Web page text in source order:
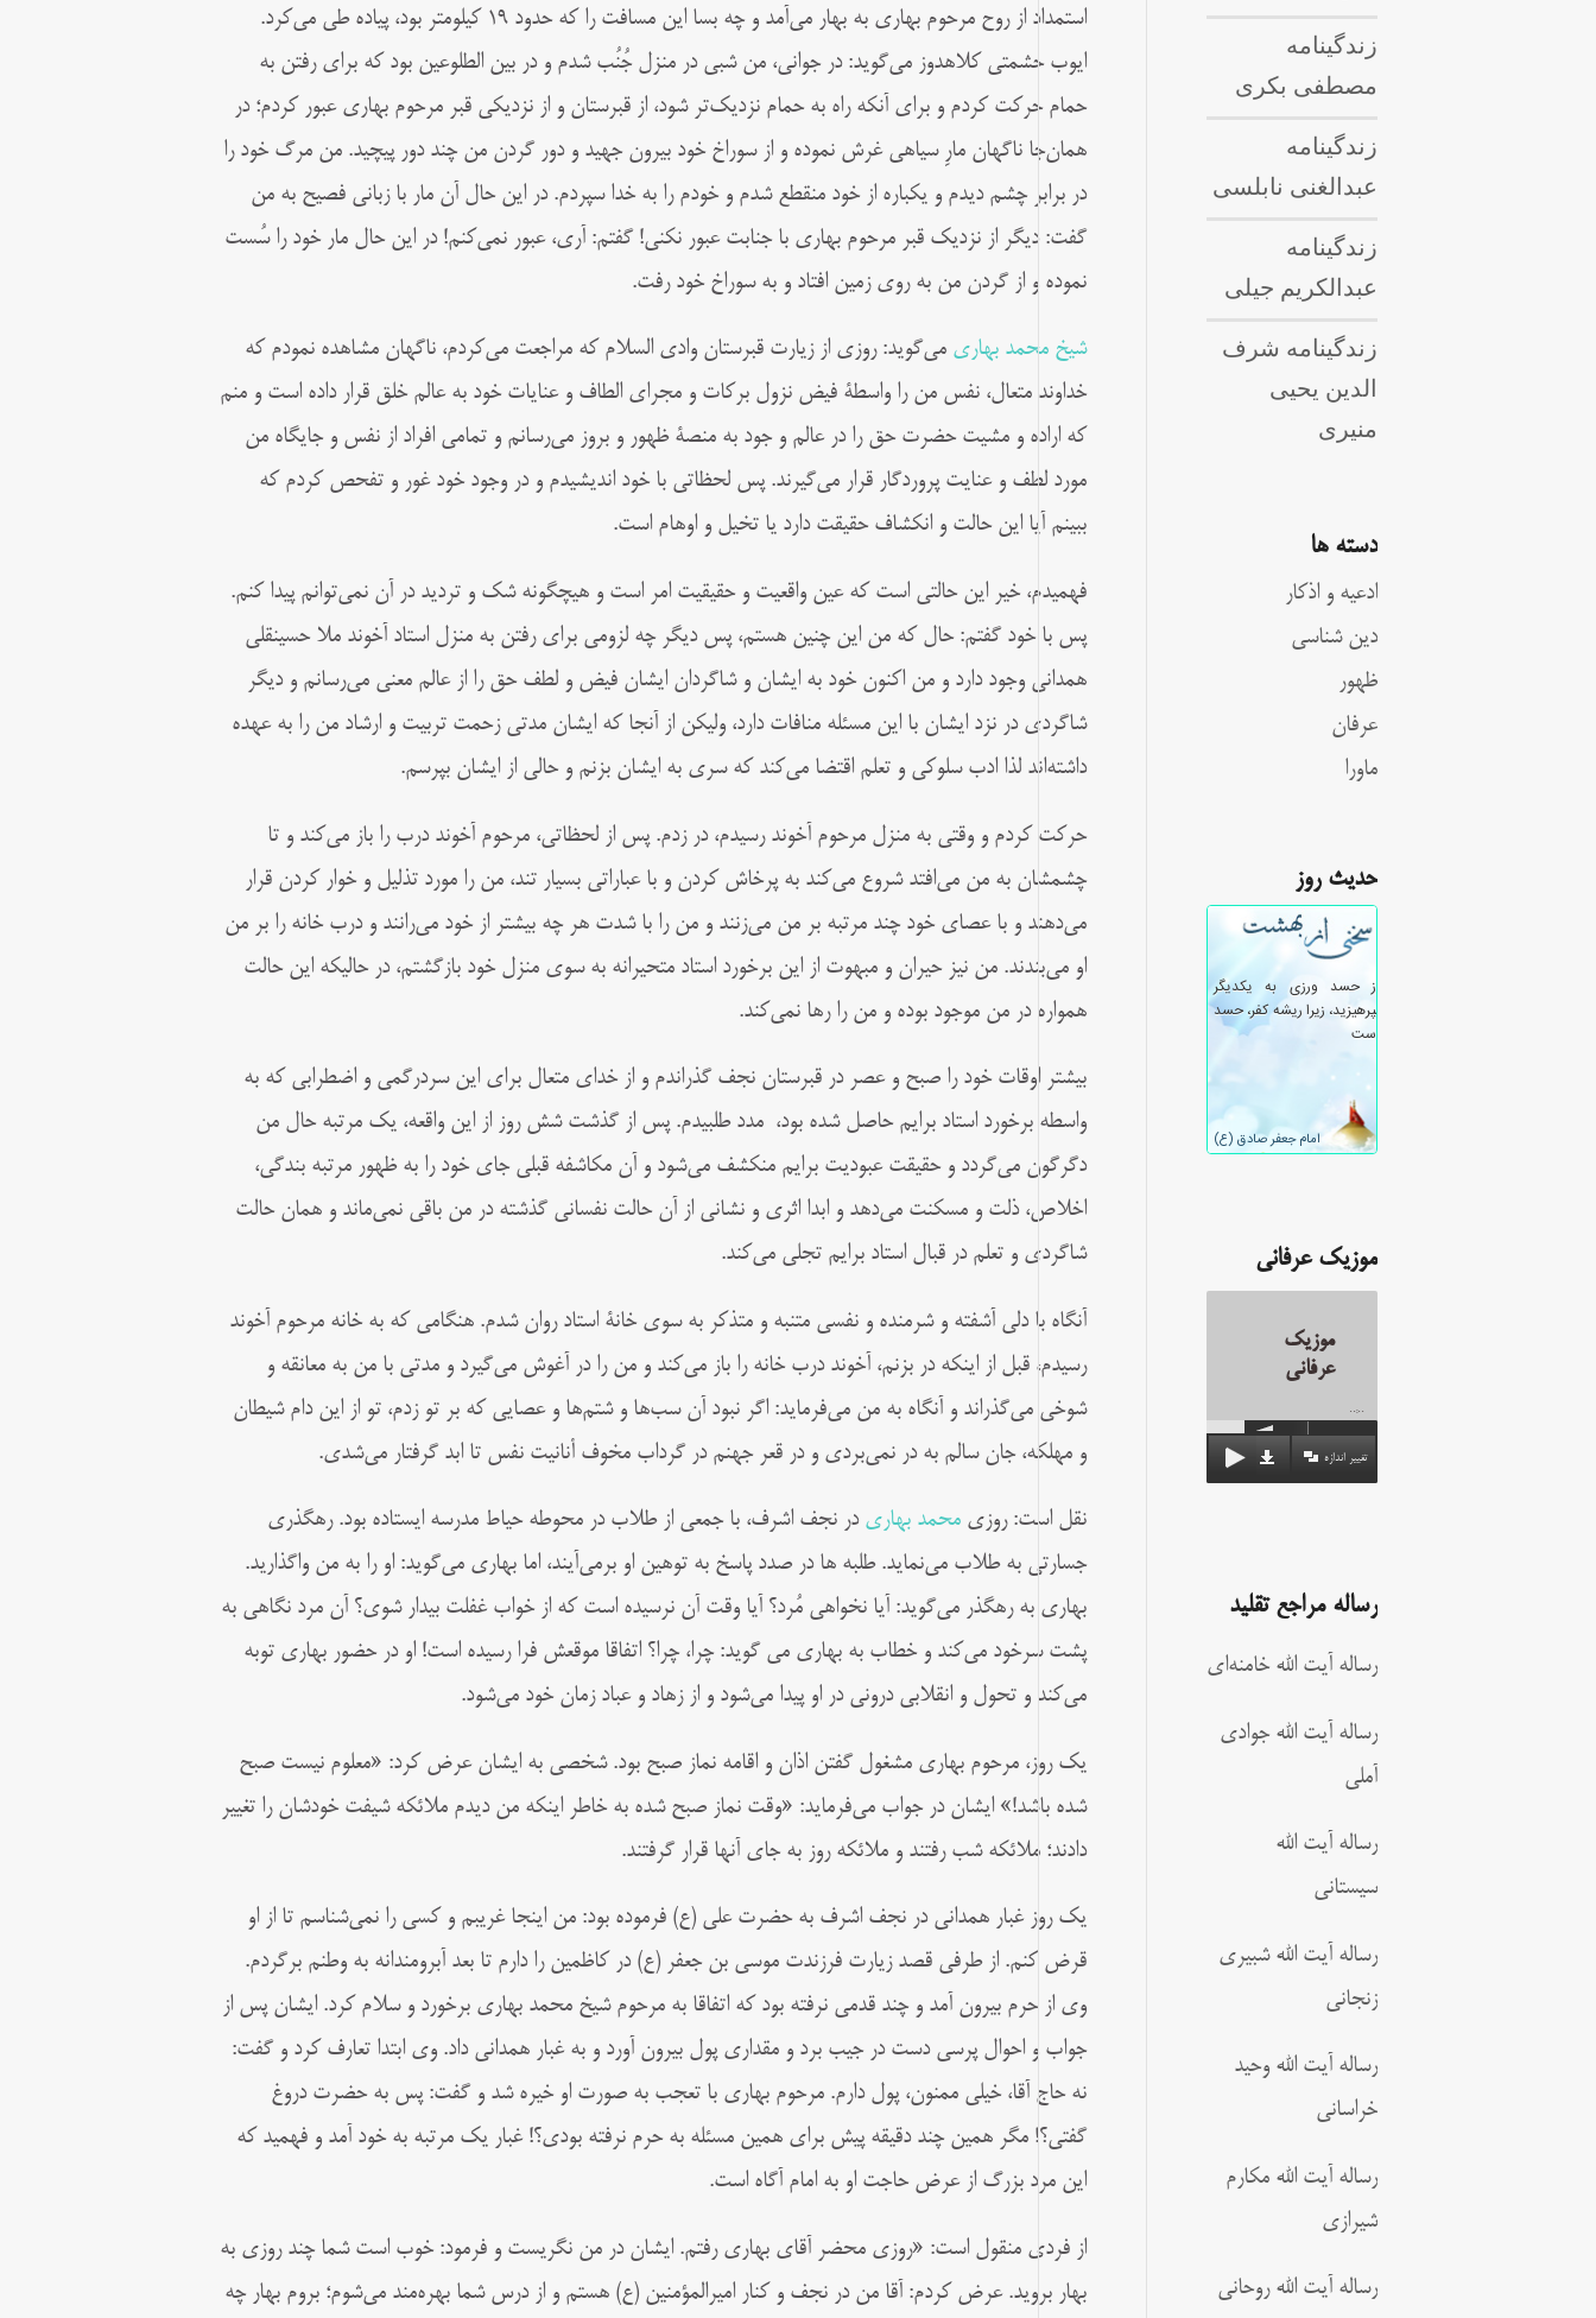
استمداد از روح مرحوم بهاری به بهار می‌آمد و چه بسا این مسافت را که حدود ۱۹ کیلومتر بود، پیاده طی می‌کرد.
ايوب حشمتی كلاهدوز می‌گوید:در جوانی، من شبی در منزل جُنُب شدم و در بين الطلوعين بود كه برای رفتن به
حمام حركت كردم و برای آنكه راه به حمام نزديک‌تر شود، از قبرستان و از نزديكی قبر مرحوم بهاری عبور كردم؛ در
همان‌جا ناگهان مارِ سياهي غرش نموده و از سوراخ خود بيرون جهيد و دور گردن من چند دور پيچيد.من مرگ خود را
در برابر چشم ديدم و يكباره از خود منقطع شدم و خودم را به خدا سپردم. در اين حال آن مار با زبانی فصيح به من
گفت: ديگر از نزديک قبر مرحوم بهاری با جنابت عبور نكنی! گفتم: آری، عبور نمی‌كنم! در اين حال مار خود را سُست
نموده و از گردن من به روی زمين افتاد و به سوراخ خود رفت.
شيخ محمد بهاری می‌گوید: روزی از زيارت قبرستان وادی السلام كه مراجعت می‌كردم، ناگهان مشاهده نمودم که
خداوند متعال، نفس من را واسطۀ فيض نزول بركات و مجرای الطاف و عنايات خود به عالم خلق قرار داده است و منم
كه اراده و مشيت حضرت حق را در عالم و جود به منصۀ ظهور و بروز می‌رسانم و تمامی افراد از نفس و جايگاه من
مورد لطف و عنايت پروردگار قرار می‌گيرند. پس لحظاتی با خود انديشيدم و در وجود خود غور و تفحص كردم كه
ببينم آيا اين حالت و انكشاف حقيقت دارد يا تخيل و اوهام است.
فهمیدم، خير اين حالتی است كه عين واقعيت و حقیقيت امر است و هيچگونه شک و ترديد در آن نمی‌توانم پيدا كنم.
پس با خود گفتم: حال كه من اين چنين هستم، پس ديگر چه لزومی برای رفتن به منزل استاد آخوند ملا حسينقلی
همدانی وجود دارد و من اكنون خود به ايشان و شاگردان ايشان فيض و لطف حق را از عالم معنی می‌رسانم و ديگر
شاگردی در نزد ايشان با اين مسئله منافات دارد، وليكن از آنجا كه ايشان مدتی زحمت تربيت و ارشاد من را به عهده
داشته‌اند لذا ادب سلوكی و تعلم اقتضا می‌كند که سری به ايشان بزنم و حالی از ايشان بپرسم.
حركت کردم و وقتی به منزل مرحوم آخوند رسیدم، در زدم. پس از لحظاتی، مرحوم آخوند درب را باز می‌كند و تا
چشمشان به من می‌افتد شروع می‌كند به پرخاش كردن و با عباراتی بسيار تند، من را مورد تذليل و خوار كردن قرار
می‌دهند و با عصای خود چند مرتبه بر من می‌زنند و من را با شدت هر چه بيشتر از خود می‌رانند و درب خانه را بر من
او می‌بندند.من نیز حيران و مبهوت از اين برخورد استاد متحيرانه به سوی منزل خود بازگشتم، در حاليكه اين حالت
همواره در من موجود بوده و من را رها نمی‌کند‌.
بيشتر اوقات خود را صبح و عصر در قبرستان نجف گذراندم و از خدای متعال برای اين سردرگمی و اضطرابی كه به
واسطه برخورد استاد برايم حاصل شده بود، مدد طلبیدم. پس از گذشت شش روز از اين واقعه، يک مرتبه حال من
دگرگون می‌گردد و حقيقت عبوديت برایم منكشف می‌شود و آن مكاشفه قبلی جای خود را به ظهور مرتبه بندگی،
اخلاص، ذلت و مسكنت می‌دهد و ابدا اثری و نشانی از آن حالت نفسانی گذشته در من باقی نمی‌ماند و همان حالت
شاگردی و تعلم در قبال استاد برایم تجلی می‌كند.
آنگاه با دلی آشفته و شرمنده و نفسی متنبه و متذكر به سوی خانۀ استاد روان شدم. هنگامی كه به خانه مرحوم آخوند
رسیدم، قبل از اينكه در بزنم، آخوند درب خانه را باز می‌كند و من را در آغوش می‌گيرد و مدتی با من به معانقه و
شوخی می‌گذراند و آنگاه به من می‌فرمايد: اگر نبود آن سب‌ها و شتم‌ها و عصایی كه بر تو زدم، تو از اين دام شيطان
و مهلكه، جان سالم به در نمی‌بردی و در قعر جهنم در گرداب مخوف أنانيت نفس تا ابد گرفتار می‌شدی.
نقل است: روزیمحمد بهاری در نجف اشرف، با جمعی از طلاب در محوطه حیاط مدرسه ایستاده بود. رهگذری
جسارتی به طلاب می‌نماید. طلبه ها در صدد پاسخ به توهین او برمی‌آیند، اما بهاری می‌گوید: او را به من واگذارید.
بهاری به رهگذر می‌گوید: آیا نخواهی مُرد؟ آیا وقت آن نرسیده است که از خواب غفلت بیدار شوی؟ آن مرد نگاهی به
پشت سرخود می‌کند و خطاب به بهاری می گوید: چرا، چرا؟ اتفاقا موقعش فرا رسیده است! او در حضور بهاری توبه
می‌کند و تحول و انقلابی درونی در او پیدا می‌شود و از زهاد و عباد زمان خود می‌شود.
یک روز، مرحوم بهاری مشغول گفتن اذان و اقامه نماز صبح بود. شخصی به ایشان عرض کرد: «معلوم نیست صبح
شده باشد!» ایشان در جواب می‌فرماید: «وقت نماز صبح شده به خاطر اینکه من دیدم ملائکه شیفت خودشان را تغییر
دادند؛ ملائکه شب رفتند و ملائکه روز به جای آنها قرار گرفتند.
یک روز غبار همدانی در نجف اشرف به حضرت علی (ع) فرموده بود: من اینجا غریبم و کسی را نمی‌‌شناسم تا از او
قرض کنم. از طرفی قصد زیارت فرزندت موسی بن جعفر (ع) در کاظمین را دارم تا بعد آبرومندانه به وطنم برگردم.
وی از حرم بیرون آمد و چند قدمی نرفته بود که اتفاقا به مرحوم شیخ محمد بهاری برخورد و سلام کرد. ایشان پس از
جواب و احوال‌ پرسی دست در جیب برد و مقداری پول بیرون آورد و به غبار همدانی داد. وی ابتدا تعارف کرد و گفت:
نه حاج آقا، خیلی ممنون، پول دارم. مرحوم بهاری با تعجب به صورت او خیره شد و گفت: پس به حضرت دروغ
گفتی؟! مگر همین چند دقیقه پیش برای همین مسئله به حرم نرفته بودی؟! غبار یک مرتبه به خود آمد و فهمید که
این مرد بزرگ از عرض حاجت او به امام آگاه است.
از فردی منقول است: «روزی محضر آقای بهاری رفتم. ایشان در من نگریست و فرمود: خوب است شما چند روزی به
بهار بروید. عرض کردم: آقا من در نجف و کنار اميرالمؤمنين (ع) هستم و از درس شما بهره‌مند می‌شوم؛ بروم بهار چه
زندگینامه
مصطفی بکری
زندگینامه
عبدالغنی نابلسی
زندگینامه
عبدالکریم جیلی
زندگینامه شرف
الدین یحیی
منیری
دسته ها
ادعیه و اذکار
دین شناسی
ظهور
عرفان
ماورا
حدیث روز
موزیک عرفانی
موزیک
عرفانی
00:00
تغییر اندازه
رساله مراجع تقلید
رساله آیت الله خامنه‌ای
رساله آیت الله جوادی
آملی
رساله آیت الله
سیستانی
رساله آیت الله شبیری
زنجانی
رساله آیت الله وحید
خراسانی
رساله آیت الله مکارم
شیرازی
رساله آیت الله روحانی